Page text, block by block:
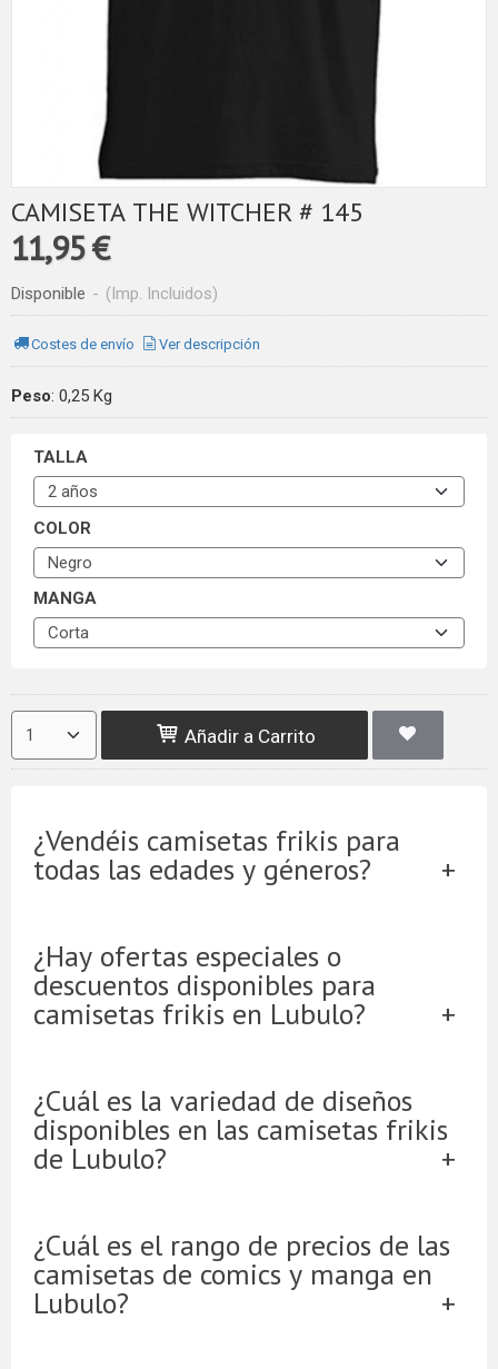
CAMISETA THE WITCHER # 145
11,95 €
Disponible - (Imp. Incluidos)
Costes de envío Ver descripción
Peso: 0,25 Kg
TALLA
COLOR
MANGA
Añadir a Carrito
¿Vendéis camisetas frikis para
todas las edades y géneros?
¿Hay ofertas especiales o
descuentos disponibles para
camisetas frikis en Lubulo?
¿Cuál es la variedad de diseños
disponibles en las camisetas frikis
de Lubulo?
¿Cuál es el rango de precios de las
camisetas de comics y manga en
Lubulo?